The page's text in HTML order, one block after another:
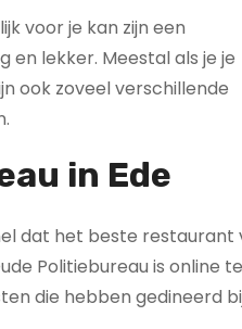
voor je kan zijn een
en lekker. Meestal als je je
ook zoveel verschillende
in Ede
dat het beste restaurant
Politiebureau is online te
die hebben gedineerd